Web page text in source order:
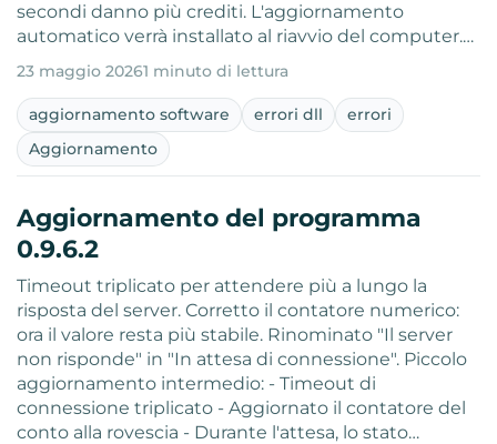
secondi danno più crediti. L'aggiornamento
automatico verrà installato al riavvio del computer.…
23 maggio 20261 minuto di lettura
aggiornamento software errori dll
errori
Aggiornamento
Aggiornamento del programma
0.9.6.2
Timeout triplicato per attendere più a lungo la
risposta del server. Corretto il contatore numerico:
ora il valore resta più stabile. Rinominato "Il server
non risponde" in "In attesa di connessione". Piccolo
aggiornamento intermedio: - Timeout di
connessione triplicato - Aggiornato il contatore del
conto alla rovescia - Durante l'attesa, lo stato…